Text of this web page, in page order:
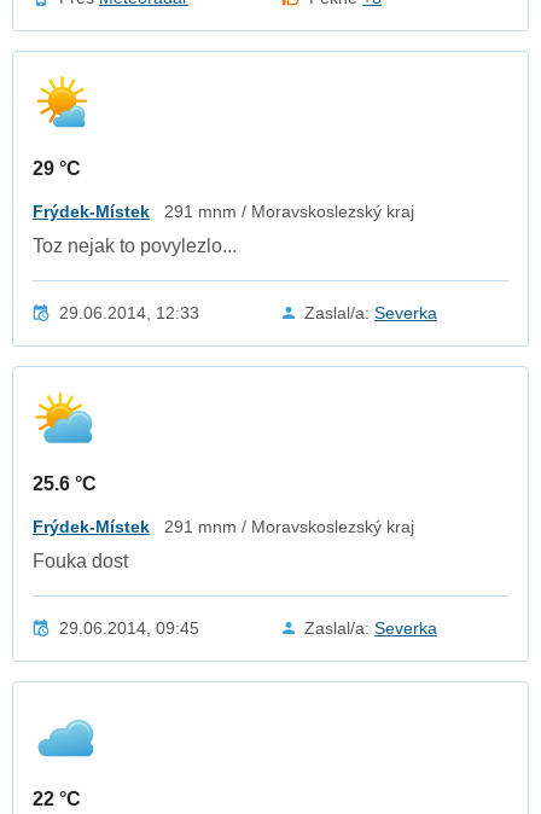
29 °C
Frýdek-Místek 291 mnm / Moravskoslezský kraj
Toz nejak to povylezlo...
29.06.2014, 12:33 Zaslal/a: Severka
25.6 °C
Frýdek-Místek 291 mnm / Moravskoslezský kraj
Fouka dost
29.06.2014, 09:45 Zaslal/a: Severka
22 °C